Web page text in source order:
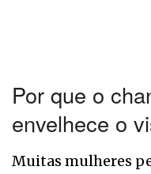
Por que o
envelhece o
Muitas mulheres